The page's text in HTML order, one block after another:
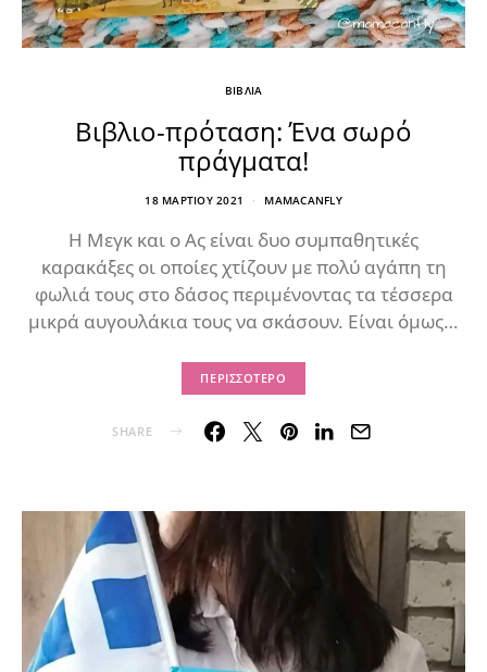
ΒΙΒΛΙΑ
Βιβλιο-πρόταση: Ένα σωρό
πράγματα!
18 ΜΑΡΤΊΟΥ 2021 MAMACANFLY
Η Μεγκ και ο Ας είναι δυο συμπαθητικές
καρακάξες οι οποίες χτίζουν με πολύ αγάπη τη
φωλιά τους στο δάσος περιμένοντας τα τέσσερα
μικρά αυγουλάκια τους να σκάσουν. Είναι όμως…
ΠΕΡΙΣΣΌΤΕΡΟ
SHARE